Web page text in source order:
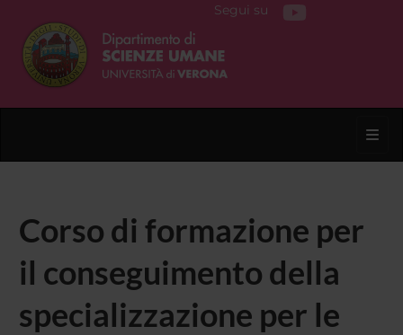
Segui su
Corso di formazione per
il conseguimento della
specializzazione per le